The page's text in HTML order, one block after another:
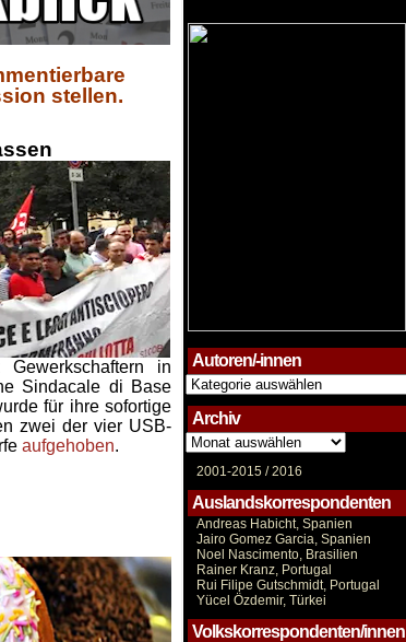
stellen.
in
Sindacale di Base
für ihre sofortige
zwei der vier USB-
aufgehoben.
Autoren/-innen
Autoren/-
innen
Archiv
Archiv
2001-2015 /2016
Auslandskorrespondenten
Andreas Habicht, Spanien
Jairo Gomez Garcia, Spanien
Noel Nascimento, Brasilien
Rainer Kranz, Portugal
Rui Filipe Gutschmidt, Portugal
Yücel Özdemir, Türkei
Volkskorrespondenten/innen